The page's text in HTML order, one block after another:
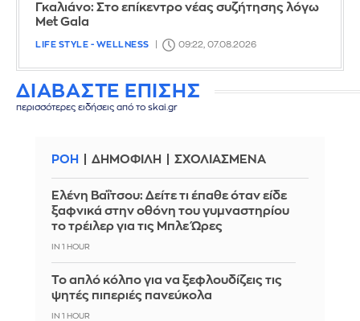
Γκαλιάνο: Στο επίκεντρο νέας συζήτησης λόγω
Met Gala
LIFE STYLE - WELLNESS 09:22, 07.08.2026
ΔΙΑΒΑΣΤΕ ΕΠΙΣΗΣ
περισσότερες ειδήσεις από το skai.gr
ΡΟΗ ΔΗΜΟΦΙΛΗ ΣΧΟΛΙΑΣΜΕΝΑ
Ελένη Βαΐτσου: Δείτε τι έπαθε όταν είδε
ξαφνικά στην οθόνη του γυμναστηρίου
το τρέιλερ για τις Μπλε Ώρες
IN 1 HOUR
Το απλό κόλπο για να ξεφλουδίζεις τις
ψητές πιπεριές πανεύκολα
IN 1 HOUR